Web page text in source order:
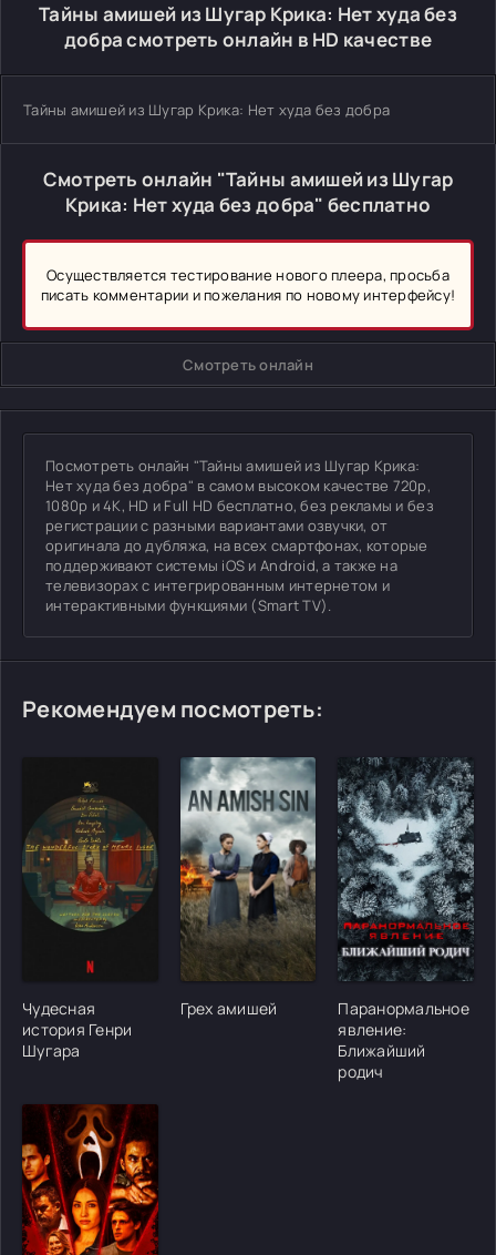
Тайны амишей из Шугар Крика: Нет худа без
добра смотреть онлайн в HD качестве
Тайны амишей из Шугар Крика: Нет худа без добра
Смотреть онлайн "Тайны амишей из Шугар
Крика: Нет худа без добра" бесплатно
Осуществляется тестирование нового плеера, просьба
писать комментарии и пожелания по новому интерфейсу!
Смотреть онлайн
Посмотреть онлайн "Тайны амишей из Шугар Крика:
Нет худа без добра" в самом высоком качестве 720p,
1080p и 4K, HD и Full HD бесплатно, без рекламы и без
регистрации с разными вариантами озвучки, от
оригинала до дубляжа, на всех смартфонах, которые
поддерживают системы iOS и Android, а также на
телевизорах с интегрированным интернетом и
интерактивными функциями (Smart TV).
Рекомендуем посмотреть:
[/xfgiven_cvh_poster_urlcvh_poster_url]
Чудесная
история Генри
Шугара
[/xfgiven_cvh_poster_urlcvh_poster_url]
Грех амишей
[/
Паранормальное
явление:
Ближайший
родич